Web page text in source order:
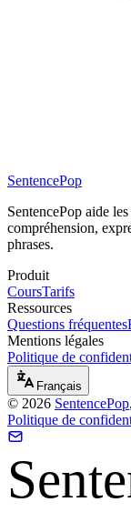
SentencePop
SentencePop aide
compréhension,
phrases.
Produit
CoursTarifs
Ressources
Questions fréquentes
Mentions légales
Politique de
Français
© 2026 SentencePop
Politique de